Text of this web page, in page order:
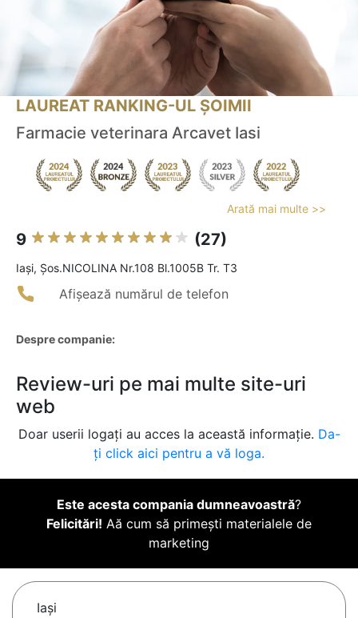
LAUREAT RANKING-UL ȘOIMII
Farmacie veterinara Arcavet Iasi
Arată mai multe >>
9 (27)
Iaşi, Șos.NICOLINA Nr.108 Bl.1005B Tr. T3
Afișează numărul de telefon
Despre companie:
Review-uri pe mai multe site-uri
web
Doar userii logați au acces la această informație. Da-
ți click aici pentru a vă loga.
Este acesta compania dumneavoastră?
Felicitări! Aă cum să primești materialele de
marketing
Iaşi